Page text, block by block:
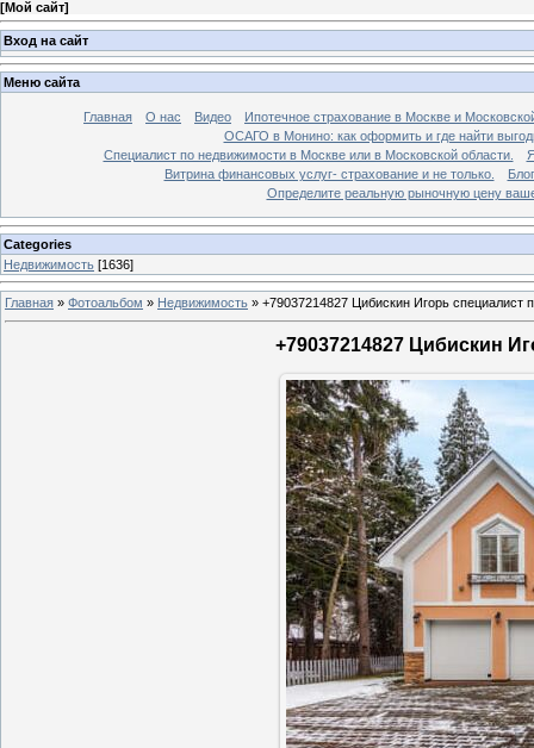
[Мой сайт]
Вход на сайт
Меню сайта
Главная О нас Видео
Ипотечное страхование в Москве и
ОСАГО в Монино: как оформить и где найти
Специалист по недвижимости в Москве или в Московской области.
Витрина финансовых услуг- страхование и не только.
Блог
Определите реальную рыночную цену
Categories
Недвижимость [1636]
Главная » Фотоальбом » Недвижимость » +79037214827 Цибискин Игорь специалист
+79037214827 Цибискин